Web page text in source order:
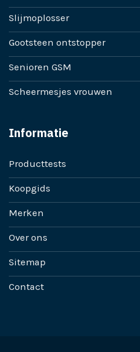
Slijmoplosser
Gootsteen ontstopper
Senioren GSM
Scheermesjes vrouwen
Informatie
Producttests
Koopgids
Merken
Over ons
Sitemap
Contact